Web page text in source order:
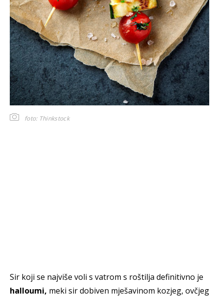
foto: Thinkstock
Sir koji se najviše voli s vatrom s roštilja definitivno je
halloumi, meki sir dobiven mješavinom kozjeg, ovčjeg